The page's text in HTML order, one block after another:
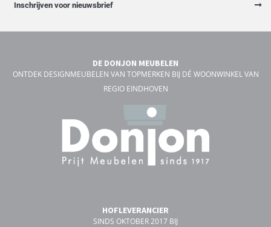
Inschrijven voor nieuwsbrief
DE DONJON MEUBELEN
ONTDEK DESIGNMEUBELEN VAN TOPMERKEN BIJ DÉ WOONWINKEL VAN
REGIO EINDHOVEN
HOFLEVERANCIER
SINDS OKTOBER 2017 BIJ